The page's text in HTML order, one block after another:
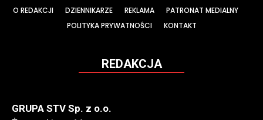
O REDAKCJI DZIENNIKARZE REKLAMA
PATRONAT MEDIALNY
POLITYKA PRYWATNOŚCI
KONTAKT
REDAKCJA
GRUPA STV Sp. z o.o.